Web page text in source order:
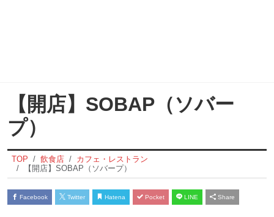
【開店】SOBAP（ソバー
プ）
TOP 飲食店
カフェ・レストラン
【開店】SOBAP（ソバープ）
Facebook Twitter Hatena Pocket LINE Share